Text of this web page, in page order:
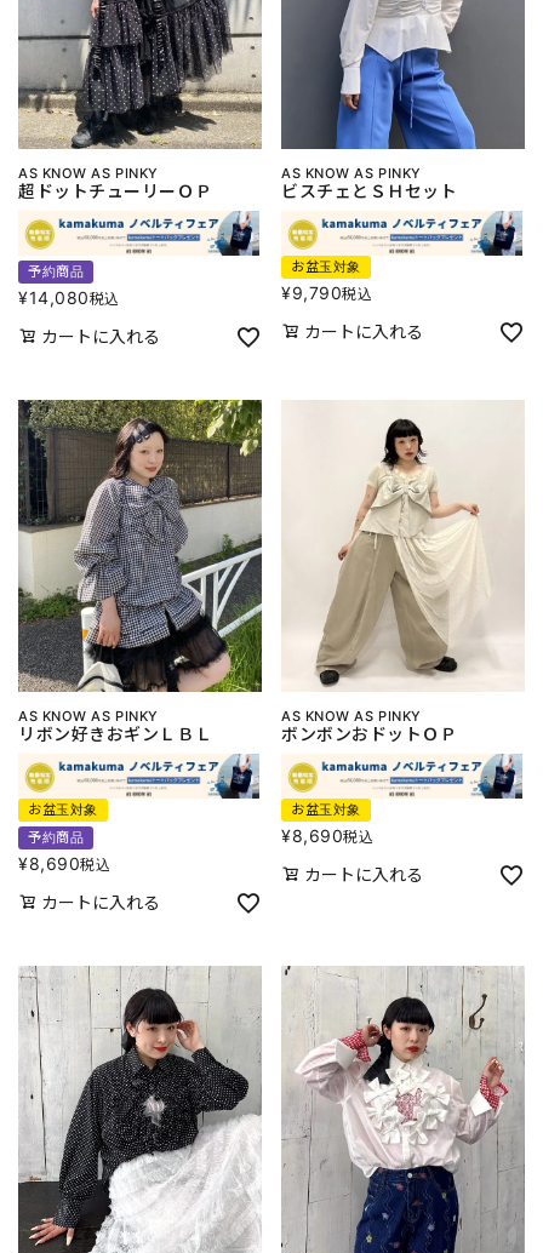
AS KNOW AS PINKY
超ドットチューリーＯＰ
予約商品
¥14,080税込
カートに入れる
AS KNOW AS PINKY
ビスチェとＳＨセット
お盆玉対象
¥9,790税込
カートに入れる
AS KNOW AS PINKY
リボン好きおギンＬＢＬ
お盆玉対象
予約商品
¥8,690税込
カートに入れる
AS KNOW AS PINKY
ボンボンおドットＯＰ
お盆玉対象
¥8,690税込
カートに入れる